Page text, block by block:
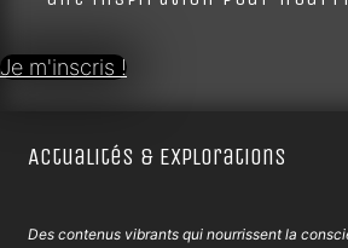
Je m'inscris !
Actualités & Explorations
Des contenus vibrants qui nourrissent la